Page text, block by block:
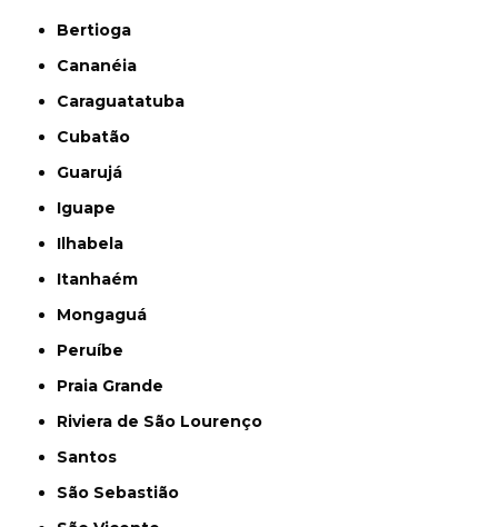
Bertioga
Cananéia
Caraguatatuba
Cubatão
Guarujá
Iguape
Ilhabela
Itanhaém
Mongaguá
Peruíbe
Praia Grande
Riviera de São Lourenço
Santos
São Sebastião